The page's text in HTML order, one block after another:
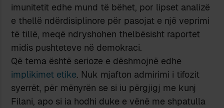
imunitetit edhe mund të bëhet, por lipset analizë
e thellë ndërdisiplinore për pasojat e një veprimi
të tillë, meqë ndryshohen thelbësisht raportet
midis pushteteve në demokraci.
Që tema është serioze e dëshmojnë edhe
implikimet etike. Nuk mjafton admirimi i tifozit
syerrët, për mënyrën se si iu përgjigj me kunj
Filani, apo si ia hodhi duke e vënë me shpatulla